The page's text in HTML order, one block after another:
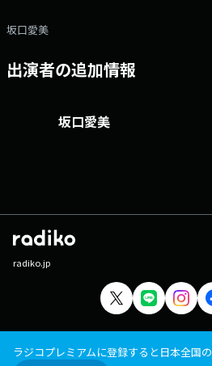
坂口愛美
出演者の追加情報
坂口愛美
radiko.jp
ラジコプレミアムに登録すると日本全国